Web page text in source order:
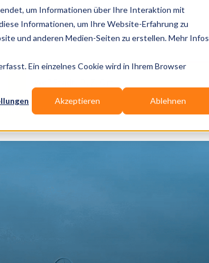
um Informationen über Ihre Interaktion mit
Informationen, um Ihre Website-Erfahrung zu
und anderen Medien-Seiten zu erstellen. Mehr Infos
Ein einzelnes Cookie wird in Ihrem Browser
Akzeptieren Ablehnen
Branchen-Infos Services Blog
für Dich